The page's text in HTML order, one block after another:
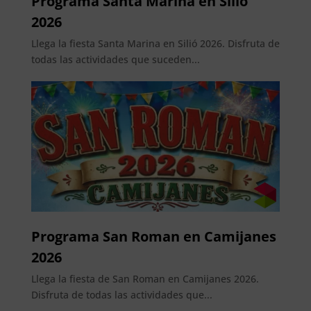
2026
Llega la fiesta Santa Marina en Silió 2026. Disfruta de
todas las actividades que suceden...
Programa San Roman en Camijanes
2026
Llega la fiesta de San Roman en Camijanes 2026.
Disfruta de todas las actividades que...